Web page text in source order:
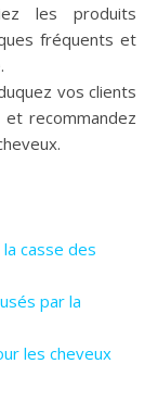
les produits
fréquents et
vos clients
recommandez
casse des
par la
les cheveux